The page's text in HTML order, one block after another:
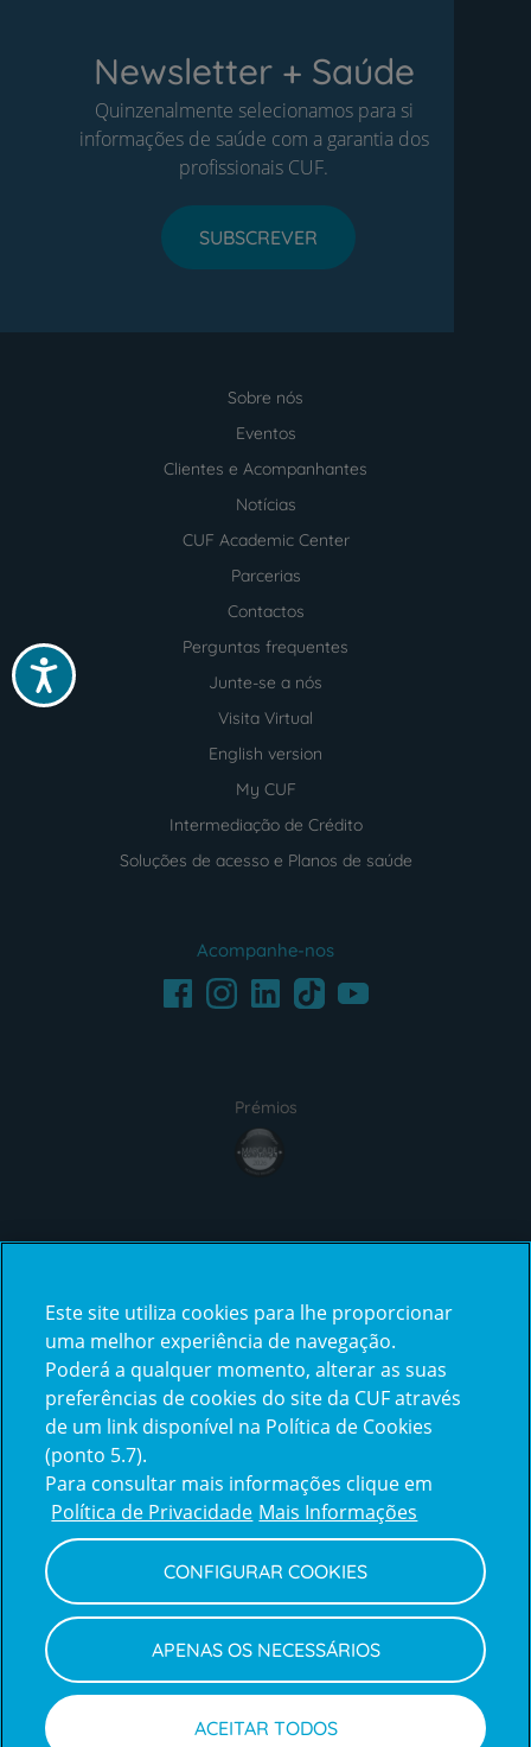
Acessibilidade
Newsletter + Saúde
Quinzenalmente selecionamos para si
informações de saúde com a garantia dos
profissionais CUF.
SUBSCREVER
Sobre nós
Eventos
Clientes e Acompanhantes
Notícias
CUF Academic Center
Parcerias
Contactos
Perguntas frequentes
Junte-se a nós
Visita Virtual
English version
My CUF
Intermediação de Crédito
Soluções de acesso e Planos de saúde
Acompanhe-nos
FacebookInstagramLinkedInTikTokYoutube
Prémios
award4
certification2certification3
Reclamações
e
elogios
Policy
Política de Privacidade e Cookies
Termos e Condições
Declaração de Acessibilidade
Canal de Denúncias
Informações legais
Este site utiliza cookies para lhe proporcionar
uma melhor experiência de navegação.
Poderá a qualquer momento, alterar as suas
preferências de cookies do site da CUF através
de um link disponível na Política de Cookies
(ponto 5.7).
Para consultar mais informações clique em
Política de Privacidade Mais Informações
CONFIGURAR COOKIES
APENAS OS NECESSÁRIOS
ACEITAR TODOS